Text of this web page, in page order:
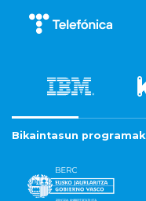
Bikaintasun programak